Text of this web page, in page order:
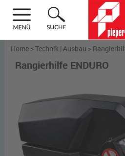
Home >Technik | Ausbau >
Rangierhilfe ENDURO